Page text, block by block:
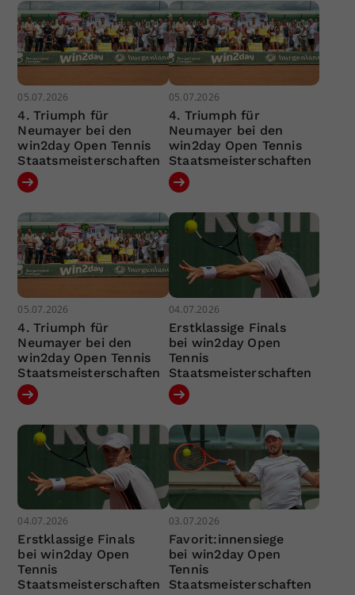
05.07.2026
4. Triumph für
Neumayer bei den
win2day Open Tennis
Staatsmeisterschaften
05.07.2026
4. Triumph für
Neumayer bei den
win2day Open Tennis
Staatsmeisterschaften
05.07.2026
4. Triumph für
Neumayer bei den
win2day Open Tennis
Staatsmeisterschaften
04.07.2026
Erstklassige Finals
bei win2day Open
Tennis
Staatsmeisterschaften
04.07.2026
Erstklassige Finals
bei win2day Open
Tennis
Staatsmeisterschaften
03.07.2026
Favorit:innensiege
bei win2day Open
Tennis
Staatsmeisterschaften